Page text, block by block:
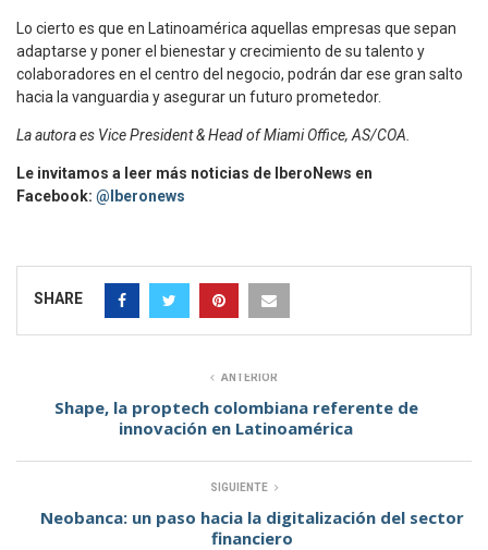
Lo cierto es que en Latinoamérica aquellas empresas que sepan
adaptarse y poner el bienestar y crecimiento de su talento y
colaboradores en el centro del negocio, podrán dar ese gran salto
hacia la vanguardia y asegurar un futuro prometedor.
La autora es Vice President & Head of Miami Office, AS/COA.
Le invitamos a leer más noticias de IberoNews en
Facebook: @Iberonews
SHARE
ANTERIOR
Shape, la proptech colombiana referente de
innovación en Latinoamérica
SIGUIENTE
Neobanca: un paso hacia la digitalización del sector
financiero